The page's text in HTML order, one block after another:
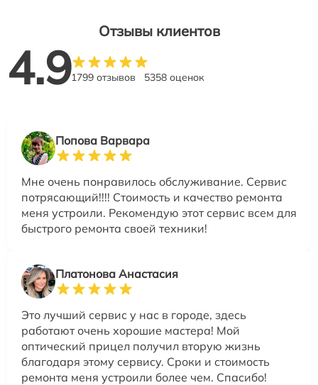
Отзывы клиентов
4.91799 отзывов 5358 оценок
Попова Варвара
Мне очень понравилось обслуживание. Сервис
потрясающий!!!! Стоимость и качество ремонта
меня устроили. Рекомендую этот сервис всем для
быстрого ремонта своей техники!
Платонова Анастасия
Это лучший сервис у нас в городе, здесь
работают очень хорошие мастера! Мой
оптический прицел получил вторую жизнь
благодаря этому сервису. Сроки и стоимость
ремонта меня устроили более чем. Спасибо!